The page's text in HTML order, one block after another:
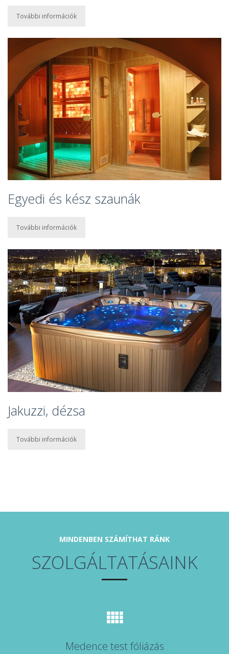
További információk
Egyedi és kész szaunák
További információk
Jakuzzi, dézsa
További információk
MINDENBEN SZÁMÍTHAT RÁNK
SZOLGÁLTATÁSAINK
Medence test fóliázás